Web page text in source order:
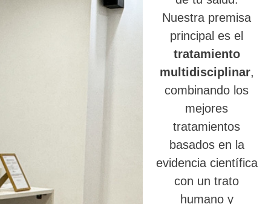
Nuestra premisa
principal es el
tratamiento
multidisciplinar,
combinando los
mejores
tratamientos
basados en la
evidencia científica
con un trato
humano y